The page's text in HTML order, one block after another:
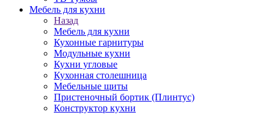
Мебель для кухни
Назад
Мебель для кухни
Кухонные гарнитуры
Модульные кухни
Кухни угловые
Кухонная столешница
Мебельные щиты
Пристеночный бортик (Плинтус)
Конструктор кухни